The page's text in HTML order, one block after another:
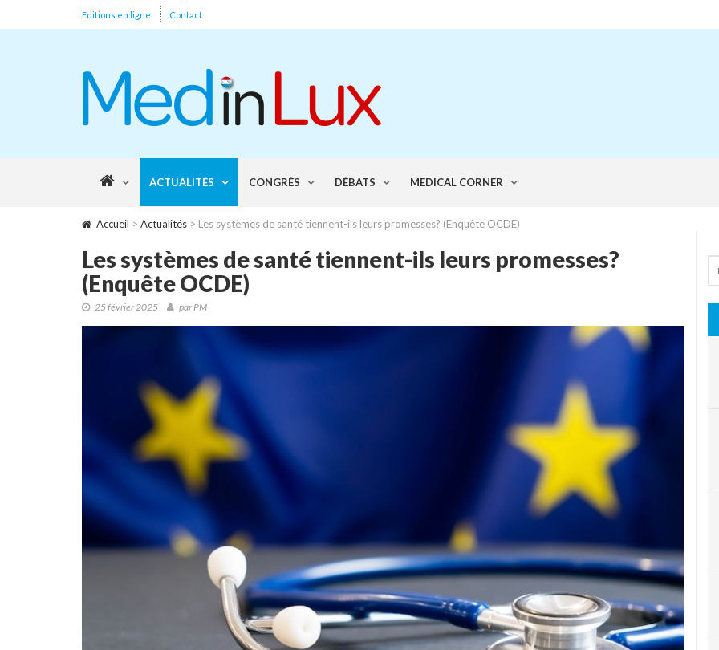
Editions en ligne Contact
ACTUALITÉS CONGRÈS DÉBATS MEDICAL CORNER
Accueil > Actualités > Les systèmes de santé tiennent-ils leurs promesses? (Enquête OCDE)
Les systèmes de santé tiennent-ils leurs promesses?
(Enquête OCDE)
25 février 2025 par PM